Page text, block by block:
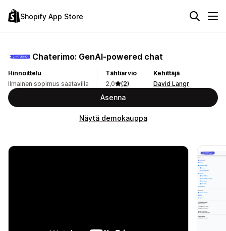
Shopify App Store
Chaterimo: GenAI‑powered chat
Hinnoittelu
Ilmainen sopimus saatavilla
Tähtiarvio
2,0
(2)
Kehittäjä
David Langr
Asenna
Näytä demokauppa